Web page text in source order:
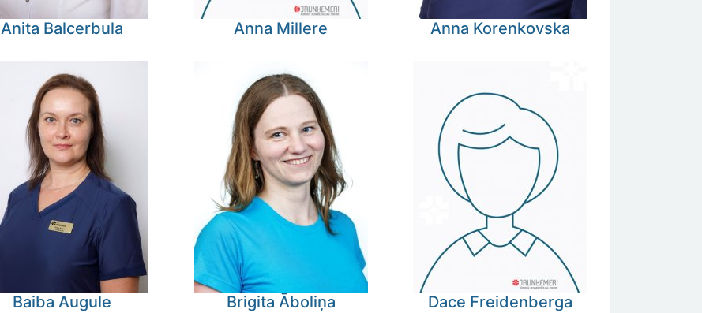
Anita Balcerbula Anna Millere Anna Korenkovska
Baiba Augule Brigita Āboliņa Dace Freidenberga